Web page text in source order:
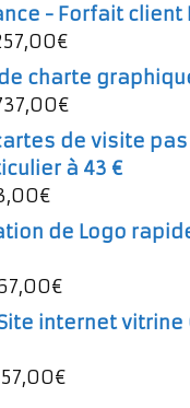
- Forfait client
prix
était :
€Le
prix
actuel
257,00€.
charte
:
997,00€.
€Le
prix
actuel
de visite
à 43 €
:
€Le
prix
actuel
est :
de Logo
:
197,00€.
€Le
prix
est :
internet vitrine
€Le